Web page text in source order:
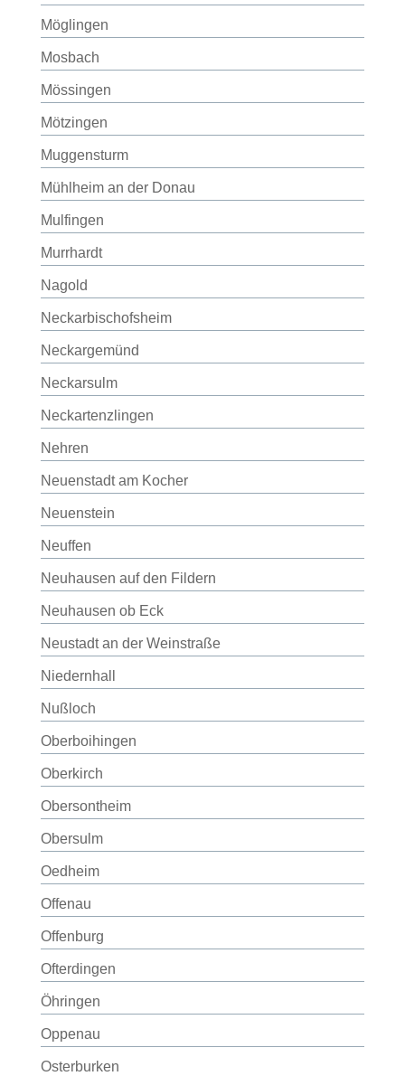
Möglingen
Mosbach
Mössingen
Mötzingen
Muggensturm
Mühlheim an der Donau
Mulfingen
Murrhardt
Nagold
Neckarbischofsheim
Neckargemünd
Neckarsulm
Neckartenzlingen
Nehren
Neuenstadt am Kocher
Neuenstein
Neuffen
Neuhausen auf den Fildern
Neuhausen ob Eck
Neustadt an der Weinstraße
Niedernhall
Nußloch
Oberboihingen
Oberkirch
Obersontheim
Obersulm
Oedheim
Offenau
Offenburg
Ofterdingen
Öhringen
Oppenau
Osterburken